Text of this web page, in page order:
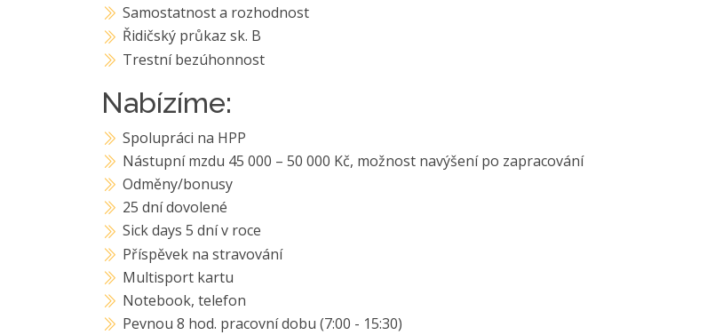
Samostatnost a rozhodnost
Řidičský průkaz sk. B
Trestní bezúhonnost
Nabízíme:
Spolupráci na HPP
Nástupní mzdu 45 000 – 50 000 Kč, možnost navýšení po zapracování
Odměny/bonusy
25 dní dovolené
Sick days 5 dní v roce
Příspěvek na stravování
Multisport kartu
Notebook, telefon
Pevnou 8 hod. pracovní dobu (7:00 - 15:30)